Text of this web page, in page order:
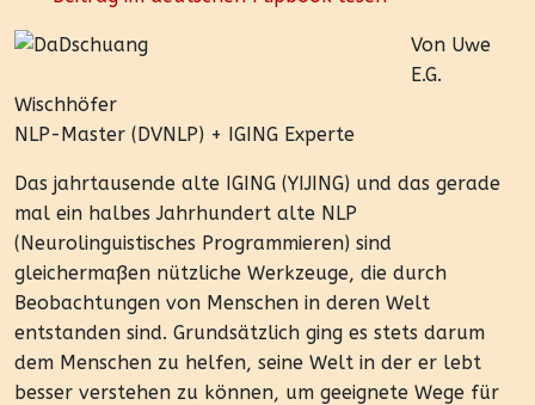
Von Uwe
E.G.
Wischhöfer
NLP-Master (DVNLP) + IGING Experte
Das jahrtausende alte IGING (YIJING) und das gerade
mal ein halbes Jahrhundert alte NLP
(Neurolinguistisches Programmieren) sind
gleichermaßen nützliche Werkzeuge, die durch
Beobachtungen von Menschen in deren Welt
entstanden sind. Grundsätzlich ging es stets darum
dem Menschen zu helfen, seine Welt in der er lebt
besser verstehen zu können, um geeignete Wege für